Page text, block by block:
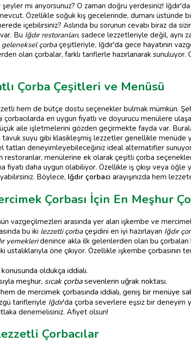
şeyler mi arıyorsunuz? O zaman doğru yerdesiniz!
Özellikle soğuk kış gecelerinde, dumanı üstünde
içebilirsiniz? Aslında bu sorunun cevabı biraz da
Bu Iğdır restoranları, sadece lezzetleriyle değil, aynı
geleneksel çorbaçeşitleriyle, Iğdır'da gece hayatının
olan çorbalar, farklı tariflerle hazırlanarak
Çorba Çeşitleri ve Menüsü
hem de bütçe dostu seçenekler bulmak mümkün.
çorbacılarda en uygun fiyatlı ve doyurucu menülere
aile işletmelerini gözden geçirmekte fayda var.
suyu gibi klasikleşmiş lezzetler genellikle menüde
tatları deneyimleyebileceğiniz ideal alternatifler
restoranlar, menülerine ek olarak çeşitli çorba
fiyatı daha uygun olabiliyor. Özellikle iş çıkışı veya
Böylece, Iğdır çorbacı arayışınızda hem
Çorbası İçin En Meşhur
vazgeçilmezleri arasında yer alan işkembe ve
bu iki lezzetli çorbaçeşidini en iyi hazırlayan Iğdır
yemekleridenince akla ilk gelenlerden olan bu çorbaları
öne çıkıyor. Özellikle işkembe çorbasının
oldukça iddialı.
meşhur, sıcak çorbasevenlerin uğrak noktası.
de mercimek çorbasında iddialı, geniş bir menüye
tarifleriyle Iğdır'da çorba severlere eşsiz bir deneyim
denemelisiniz. Afiyet olsun!
Çorbacılar